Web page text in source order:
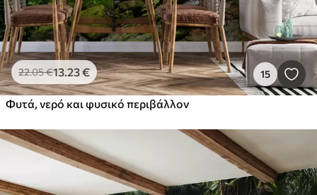
22.05€13.23€ 15
Φυτά, νερό και φυσικό περιβάλλον